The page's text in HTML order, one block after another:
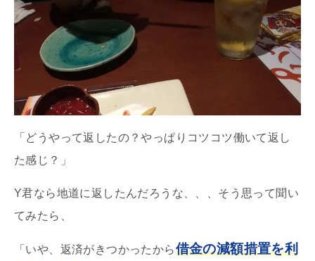
「どうやって返したの？やっぱりコツコツ働いて返し
た感じ？」
Y君なら地道に返したんだろうな、、、そう思って聞い
てみたら、
「いや、返済がきつかったから借金の減額措置を利